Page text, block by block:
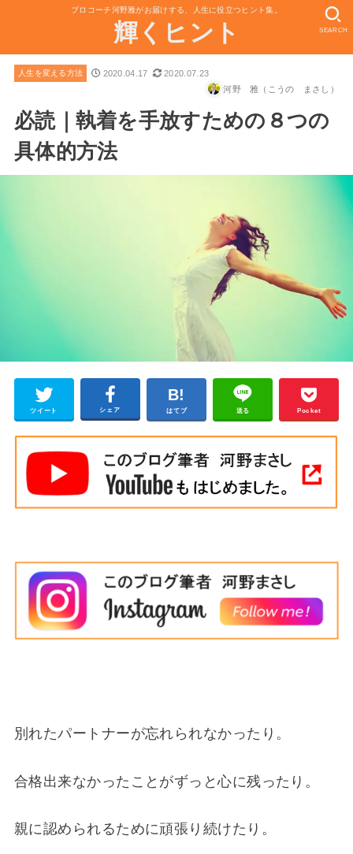
プロコーチ河野雅がお届けする、人生に役立つヒント集。
輝くヒント SEARCH
人生を変える方法 2020.04.17
2020.07.23
河野 雅（こうの まさし）
必読｜執着を手放すための８つの
具体的方法
ツイート シェア はてブ 送る Pocket
別れたパートナーが忘れられなかったり。
合格出来なかったことがずっと心に残ったり。
親に認められるために頑張り続けたり。